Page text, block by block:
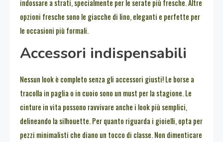
indossare a strati, specialmente per le serate più fresche. Altre
opzioni fresche sono le giacche di lino, eleganti e perfette per
le occasioni più formali.
Accessori indispensabili
Nessun look è completo senza gli accessori giusti! Le borse a
tracolla in paglia o in cuoio sono un must per la stagione. Le
cinture in vita possono ravvivare anche i look più semplici,
delineando la silhouette. Per quanto riguarda i gioielli, opta per
pezzi minimalisti che diano un tocco di classe. Non dimenticare